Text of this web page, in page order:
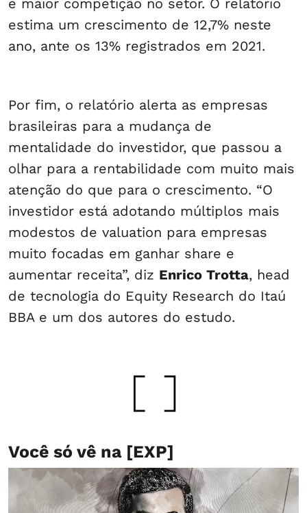
e maior competição no setor. O relatório
estima um crescimento de 12,7% neste
ano, ante os 13% registrados em 2021.
Por fim, o relatório alerta as empresas
brasileiras para a mudança de
mentalidade do investidor, que passou a
olhar para a rentabilidade com muito mais
atenção do que para o crescimento. “O
investidor está adotando múltiplos mais
modestos de valuation para empresas
muito focadas em ganhar share e
aumentar receita”, diz Enrico Trotta, head
de tecnologia do Equity Research do Itaú
BBA e um dos autores do estudo.
Você só vê na [EXP]